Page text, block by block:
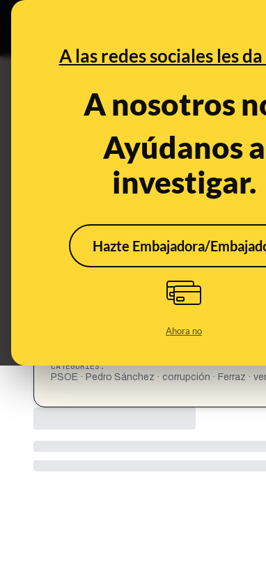
A las redes sociales les
A nosotros
Ayúdanos a
investigar.
Hazte Embajadora/
Ahora no
¿Una persona ha sido
This content has
«Una persona ha sido
This
https://www.facebook.com/share/v/17rqZRPfgK/
CATEGORIES:
PSOE · Pedro Sánchez · corrupción · Ferraz ·